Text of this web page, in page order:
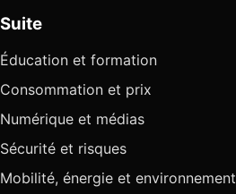
Suite
Éducation et formation
Consommation et prix
Numérique et médias
Sécurité et risques
Mobilité, énergie et environnement